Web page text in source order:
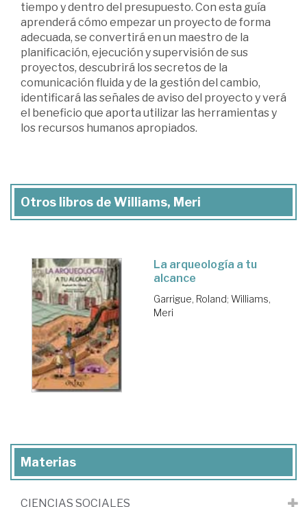
tiempo y dentro del presupuesto. Con esta guía
aprenderá cómo empezar un proyecto de forma
adecuada, se convertirá en un maestro de la
planificación, ejecución y supervisión de sus
proyectos, descubrirá los secretos de la
comunicación fluida y de la gestión del cambio,
identificará las señales de aviso del proyecto y verá
el beneficio que aporta utilizar las herramientas y
los recursos humanos apropiados.
Otros libros de Williams, Meri
La arqueología a tu
alcance
Garrigue, Roland; Williams,
Meri
Materias
CIENCIAS SOCIALES